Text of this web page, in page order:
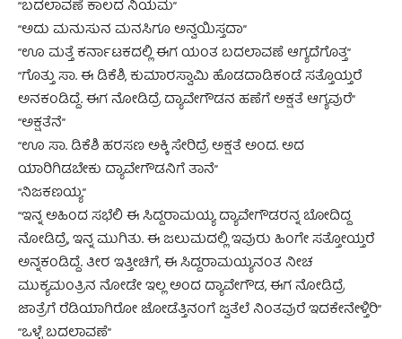
“ಬದಲಾವಣೆ ಕಾಲದ ನಿಯಮ”
“ಅದು ಮನುಸುನ ಮನಸಿಗೂ ಅನ್ವಯಿಸ್ತದಾ”
“ಊ ಮತ್ತೆ ಕರ್ನಾಟಕದಲ್ಲಿ ಈಗ ಯಂತ ಬದಲಾವಣೆ ಆಗ್ಯದೆಗೊತ್ತ”
“ಗೊತ್ತು ಸಾ. ಈ ಡಿಕೆಶಿ, ಕುಮಾರಸ್ವಾಮಿ ಹೊಡದಾಡಿಕಂಡೆ ಸತ್ತೊಯ್ತರೆ
ಅನಕಂಡಿದ್ದೆ. ಈಗ ನೋಡಿದ್ರೆ ದ್ಯಾವೇಗೌಡನ ಹಣೆಗೆ ಅಕ್ಷತೆ ಆಗ್ಯವುರೆ”
“ಅಕ್ಷತೆನೆ”
“ಊ ಸಾ. ಡಿಕೆಶಿ ಹರಸಣ ಅಕ್ಕಿ ಸೇರಿದ್ರೆ ಅಕ್ಷತೆ ಅಂದ. ಅದ
ಯಾರಿಗಿಡಬೇಕು ದ್ಯಾವೇಗೌಡನಿಗೆ ತಾನೆ”
“ನಿಜಕಣಯ್ಯ”
“ಇನ್ನ ಅಹಿಂದ ಸಭೆಲಿ ಈ ಸಿದ್ದರಾಮಯ್ಯ ದ್ಯಾವೇಗೌಡರನ್ನ ಬೋದಿದ್ದ
ನೋಡಿದ್ರೆ, ಇನ್ನ ಮುಗಿತು. ಈ ಜಲುಮದಲ್ಲಿ ಇವುರು ಹಿಂಗೇ ಸತ್ತೋಯ್ತರೆ
ಅನ್ನಕಂಡಿದ್ದೆ. ತೀರ ಇತ್ತೀಚಿಗೆ, ಈ ಸಿದ್ದರಾಮಯ್ಯನಂತ ನೀಚ
ಮುಕ್ಯಮಂತ್ರಿನ ನೋಡೇ ಇಲ್ಲ ಅಂದ ದ್ಯಾವೇಗೌಡ, ಈಗ ನೋಡಿದ್ರೆ
ಜಾತ್ರೆಗೆ ರೆಡಿಯಾಗಿರೋ ಜೋಡೆತ್ತಿನಂಗೆ ಜ್ವತೆಲೆ ನಿಂತವುರೆ ಇದಕೇನೇಳ್ತಿರಿ”
“ಒಳ್ಳೆ ಬದಲಾವಣೆ”